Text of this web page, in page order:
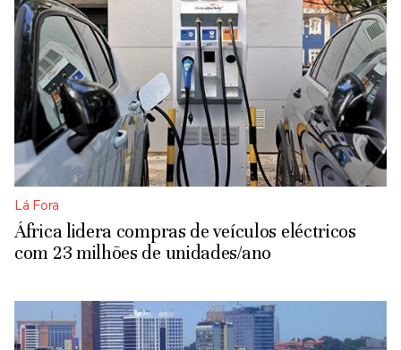
Lá Fora
África lidera compras de veículos eléctricos
com 23 milhões de unidades/ano